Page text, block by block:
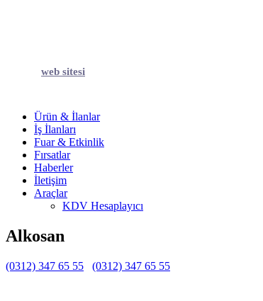
web sitesi
Ürün & İlanlar
İş İlanları
Fuar & Etkinlik
Fırsatlar
Haberler
İletişim
Araçlar
KDV Hesaplayıcı
Alkosan
(0312) 347 65 55 (0312) 347 65 55